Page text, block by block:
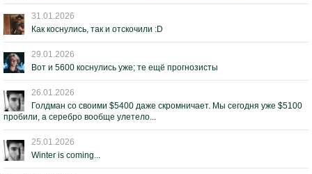
31.01.2026
Как коснулись, так и отскочили :D
29.01.2026
Вот и 5600 коснулись уже; те ещё прогнозисты
26.01.2026
Голдман со своими $5400 даже скромничает. Мы сегодня уже $5100
пробили, а серебро вообще улетело...
25.01.2026
Winter is coming...